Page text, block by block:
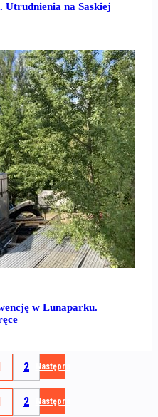
na Saskiej
w Lunaparku.
2 Następna
2 Następna